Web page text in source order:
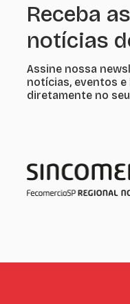
Receba
notícias
Assine nossa
notícias, eventos
diretamente no